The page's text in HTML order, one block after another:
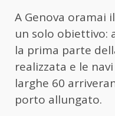
A Genova oramai
un solo obiettivo:
la prima parte
realizzata e le
larghe 60
porto allungato.